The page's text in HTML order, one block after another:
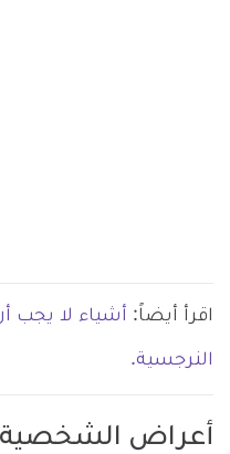
اقرأ أيضاً: أشياء لا يجب
النرجسية.
أعراض الشخصية